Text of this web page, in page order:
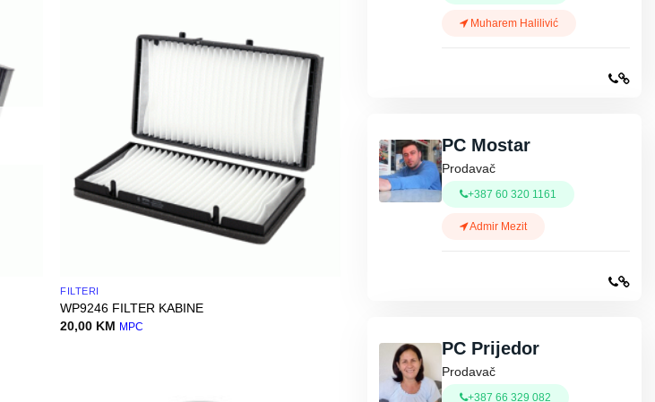
FILTERI
WP9246 FILTER KABINE
20,00 KM MPC
Muharem Halilivić
PC Mostar
Prodavač
+387 60 320 1161
Admir Mezit
PC Prijedor
Prodavač
+387 66 329 082